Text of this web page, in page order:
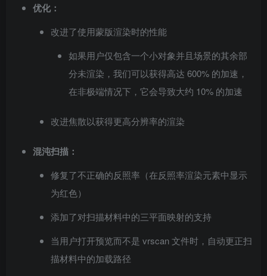
优化：
改进了使用蒙版渲染时的性能
如果用户仅包含一个小对象并且场景的其余部
分未渲染，我们可以获得高达 600% 的加速，
在非极端情况下，它会导致大约 10% 的加速
改进焦散以获得更高分辨率的渲染
混沌扫描：
修复了不正确的反照率（在反照率渲染元素中显示
为红色）
添加了对扫描材料中的三平面映射的支持
当用户打开预览而不是 vrscan 文件时，自动更正扫
描材料中的加载路径